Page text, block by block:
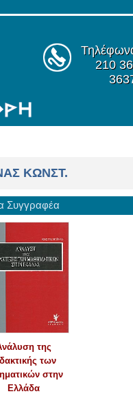
210
KΩNΣT.
Συγγραφέα
της
των
στην
Eλλάδα